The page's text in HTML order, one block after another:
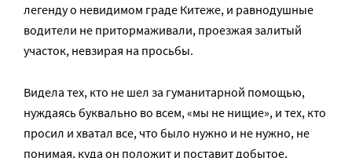
легенду о невидимом граде Китеже, и равнодушные
водители не притормаживали, проезжая залитый
участок, невзирая на просьбы.
Видела тех, кто не шел за гуманитарной помощью,
нуждаясь буквально во всем, «мы не нищие», и тех, кто
просил и хватал все, что было нужно и не нужно, не
понимая, куда он положит и поставит добытое.